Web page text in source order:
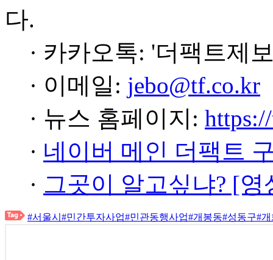
다.
· 카카오톡: '더팩트제
· 이메일: jebo@tf.co.kr
· 뉴스 홈페이지:
· 네이버 메인 더팩트
· 그곳이 알고싶냐? [
#서울시 #민간투자사업#민관동행사업#개봉동#성동구#